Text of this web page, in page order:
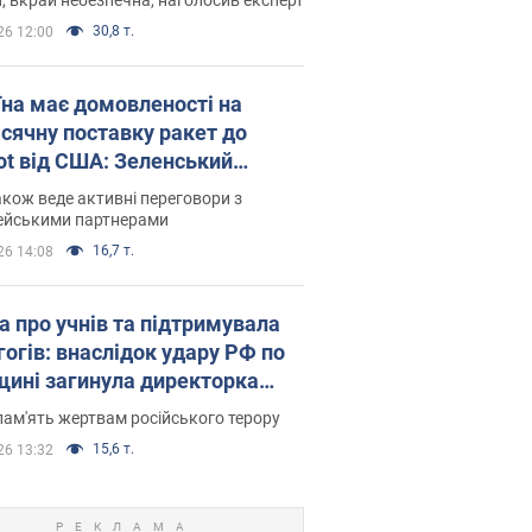
12:00 30,8 т.
має домовленості на
поставку ракет до
від США: Зеленський
подробиці
веде активні переговори з
партнерами
14:08 16,7 т.
про учнів та підтримувала
внаслідок удару РФ по
загинула директорка
ліцею, її чоловік та онук
жертвам російського терору
13:32 15,6 т.